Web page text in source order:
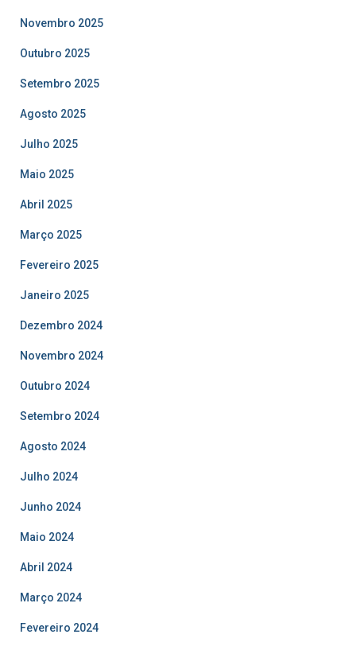
Novembro 2025
Outubro 2025
Setembro 2025
Agosto 2025
Julho 2025
Maio 2025
Abril 2025
Março 2025
Fevereiro 2025
Janeiro 2025
Dezembro 2024
Novembro 2024
Outubro 2024
Setembro 2024
Agosto 2024
Julho 2024
Junho 2024
Maio 2024
Abril 2024
Março 2024
Fevereiro 2024